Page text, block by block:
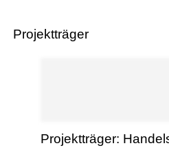
Projektträger
Projektträger: